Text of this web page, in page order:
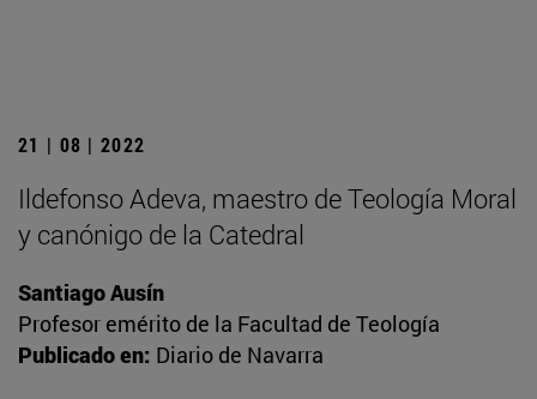
21 | 08 | 2022
Ildefonso Adeva, maestro de Teología Moral
y canónigo de la Catedral
Santiago Ausín
Profesor emérito de la Facultad de Teología
Publicado en: Diario de Navarra